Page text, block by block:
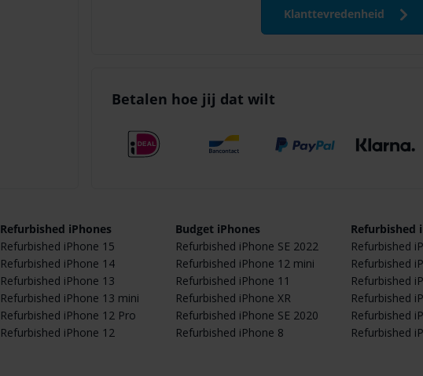
Klanttevredenheid
Betalen hoe jij dat wilt
Refurbished iPhones
Refurbished iPhone 15
Refurbished iPhone 14
Refurbished iPhone 13
Refurbished iPhone 13 mini
Refurbished iPhone 12 Pro
Refurbished iPhone 12
Budget iPhones
Refurbished iPhone SE 2022
Refurbished iPhone 12 mini
Refurbished iPhone 11
Refurbished iPhone XR
Refurbished iPhone SE 2020
Refurbished iPhone 8
Refurbished
Refurbished
Refurbished
Refurbished
Refurbished
Refurbished
Refurbished